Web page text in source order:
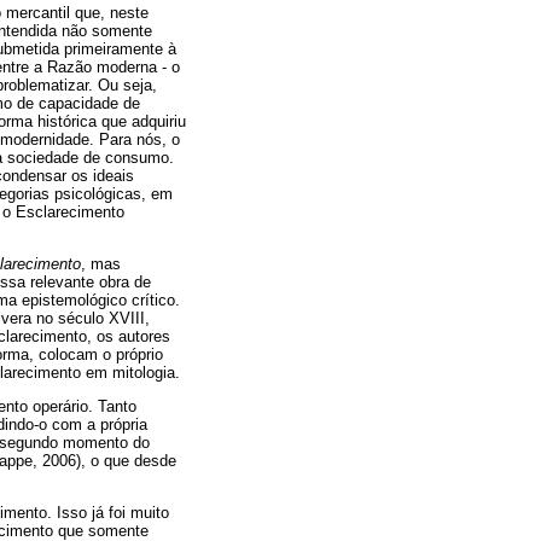
mercantil que, neste
não somente
primeiramente à
a Razão moderna - o
Ou seja,
de capacidade de
histórica que adquiriu
Para nós, o
de consumo.
os ideais
psicológicas, em
Esclarecimento
, mas
relevante obra de
epistemológico crítico.
no século XVIII,
os autores
colocam o próprio
em mitologia.
operário. Tanto
o com a própria
momento do
2006), o que desde
Isso já foi muito
que somente